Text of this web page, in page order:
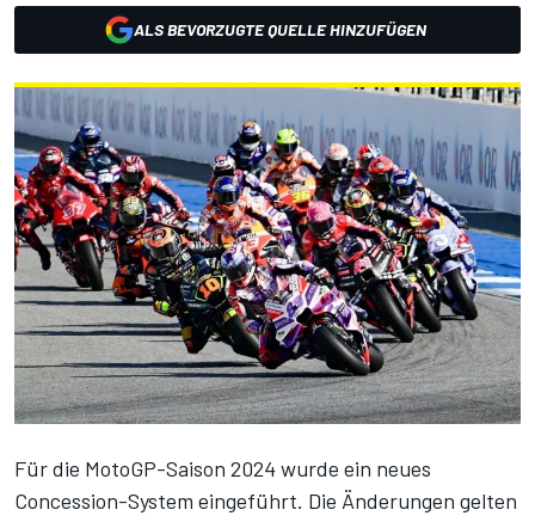
ALS BEVORZUGTE QUELLE HINZUFÜGEN
Für die MotoGP-Saison 2024 wurde ein neues
Concession-System eingeführt. Die Änderungen gelten